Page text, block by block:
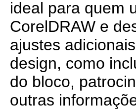
ideal para quem
CorelDRAW e
ajustes
design, como
do bloco,
outras